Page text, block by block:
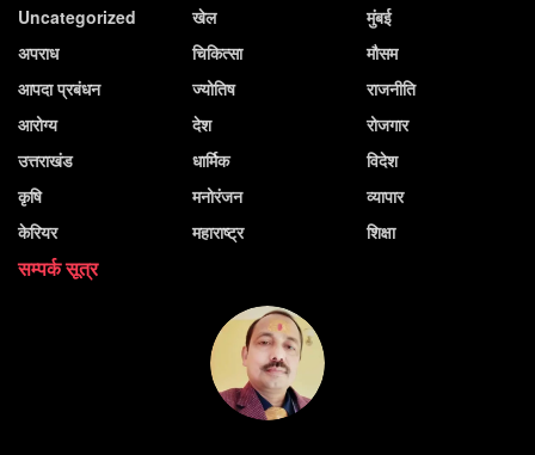
Uncategorized
अपराध
आपदा प्रबंधन
आरोग्य
उत्तराखंड
कृषि
केरियर
खेल
चिकित्सा
ज्योतिष
देश
धार्मिक
मनोरंजन
महाराष्ट्र
मुंबई
मौसम
राजनीति
रोजगार
विदेश
व्यापार
शिक्षा
सम्पर्क सूत्र